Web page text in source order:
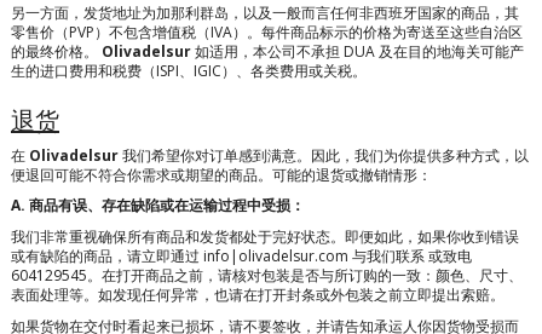
另一方面，发货地址为加那利群岛，以及一般而言任何非西班牙国家的商品，其
零售价（PVP）不包含增值税（IVA）。每件商品标示的价格为寄送至这些自治区
的最终价格。 Olivadelsur如适用，本公司不承担 DUA 及在目的地海关可能产
生的进口费用和税费（ISPI、IGIC）、各类费用或关税。
退货
在 Olivadelsur我们希望你对订单感到满意。因此，我们为你提供多种方式，以
便退回可能不符合你需求或期望的商品。可能的退货或撤销情形：
A. 商品有误、存在缺陷或在运输过程中受损：
我们非常重视确保所有商品和发货都处于完好状态。即便如此，如果你收到错误
或有缺陷的商品，请立即通过 info|olivadelsur.com 与我们联系或致电
604129545。在打开商品之前，请核对包装是否与所订购的一致：颜色、尺寸、
表面处理等。如发现任何异常，也请在打开封条或外包装之前立即提出索赔。
如果货物在交付时看起来已损坏，请不要签收，并请告知承运人你因货物受损而